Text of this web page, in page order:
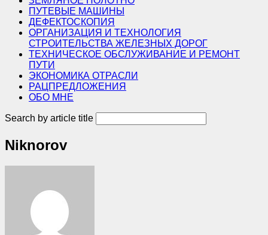
ПУТЕВЫЕ МАШИНЫ
ДЕФЕКТОСКОПИЯ
ОРГАНИЗАЦИЯ И ТЕХНОЛОГИЯ
СТРОИТЕЛЬСТВА ЖЕЛЕЗНЫХ ДОРОГ
ТЕХНИЧЕСКОЕ ОБСЛУЖИВАНИЕ И РЕМОНТ
ПУТИ
ЭКОНОМИКА ОТРАСЛИ
РАЦПРЕДЛОЖЕНИЯ
ОБО МНЕ
Search by article title
Niknorov